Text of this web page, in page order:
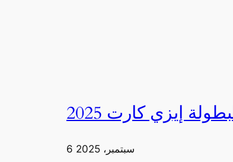
6 سبتمبر، 2025